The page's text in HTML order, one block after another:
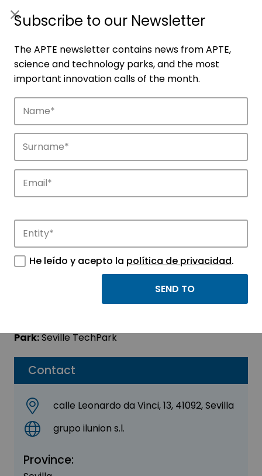
Companies
Discover the companies that drive
Contact
calle Leonardo da Vinci, 13, 41092, Sevilla
grupo ilunion s.l.
Province:
Grupo Ilunion, S.L.
Park:Seville TechPark
Subscribe to our Newsletter
The APTE newsletter contains news from APTE,
science and technology parks, and the most
important innovation calls of the month.
He leído y acepto la política de privacidad.